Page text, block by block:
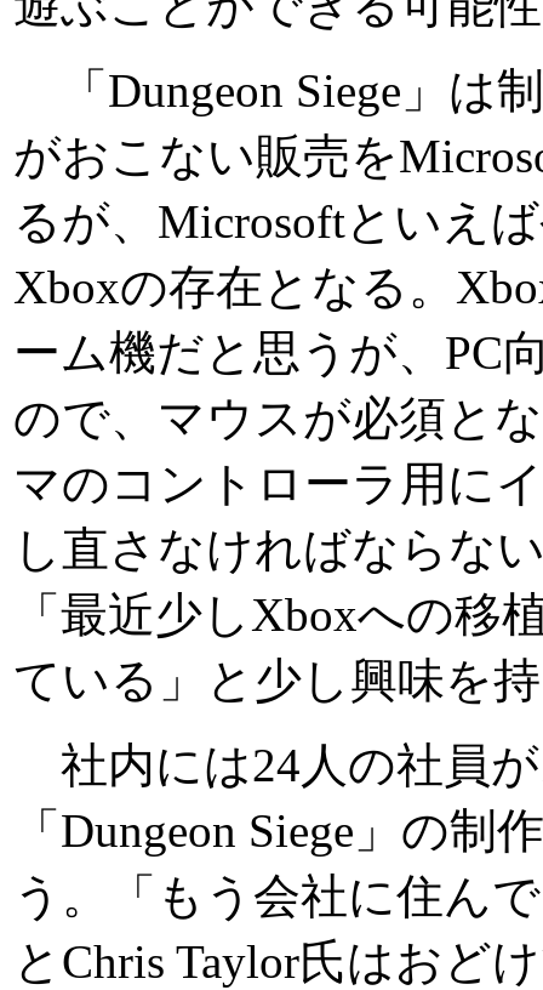
「Dungeon Siege」は制
がおこない販売を
るが、Microsoftといえ
Xboxの存在となる。
ーム機だと思うが、PC
ので、マウスが必須と
マのコントローラ用に
し直さなければならな
「最近少しXboxへの移
ている」と少し興味を
社内には24人の社員
「Dungeon Siege」の
う。「もう会社に住ん
とChris Taylor氏はおど